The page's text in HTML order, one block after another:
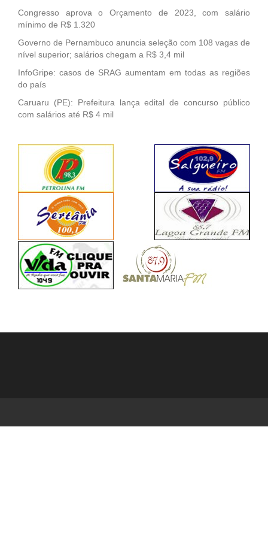
Congresso aprova o Orçamento de 2023, com salário
mínimo de R$ 1.320
Governo de Pernambuco anuncia seleção com 108 vagas de
nível superior; salários chegam a R$ 3,4 mil
InfoGripe: casos de SRAG aumentam em todas as regiões
do país
Caruaru (PE): Prefeitura lança edital de concurso público
com salários até R$ 4 mil